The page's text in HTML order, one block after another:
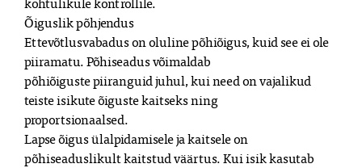
Õiguslik põhjendus
Ettevõtlusvabadus on oluline põhiõigus, kuid see ei ole
piiramatu. Põhiseadus võimaldab
põhiõiguste piiranguid juhul, kui need on vajalikud
teiste isikute õiguste kaitseks ning
proportsionaalsed.
Lapse õigus ülalpidamisele ja kaitsele on
põhiseaduslikult kaitstud väärtus. Kui isik kasutab